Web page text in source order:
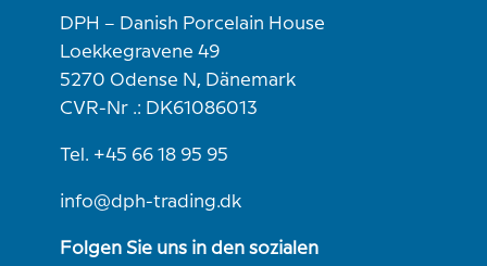
DPH – Danish Porcelain House
Loekkegravene 49
5270 Odense N, Dänemark
CVR-Nr .: DK61086013
Tel. +45 66 18 95 95
info@dph-trading.dk
Folgen Sie uns in den sozialen